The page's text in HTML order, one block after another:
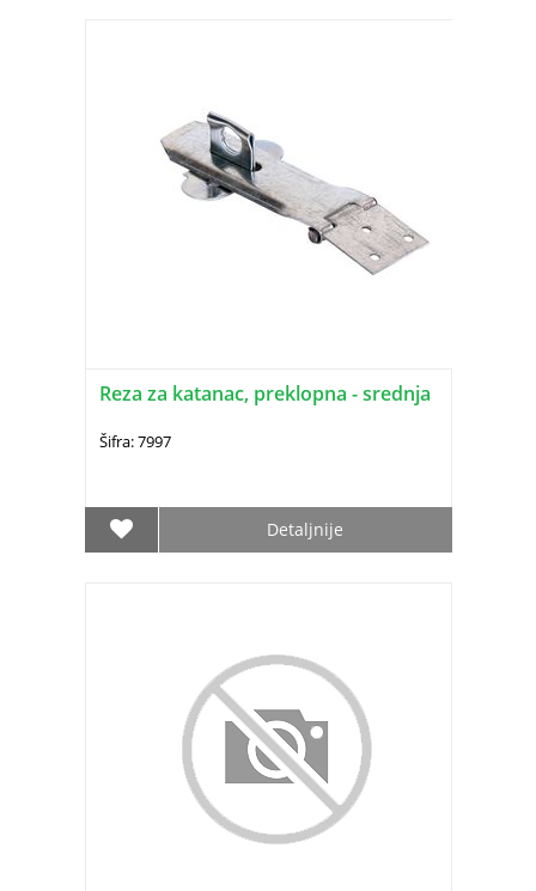
Reza za katanac, preklopna - srednja
Šifra: 7997
Detaljnije